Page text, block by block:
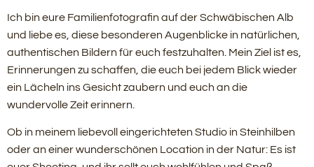
Ich bin eure Familienfotografin auf der Schwäbischen Alb
und liebe es, diese besonderen Augenblicke in natürlichen,
authentischen Bildern für euch festzuhalten. Mein Ziel ist es,
Erinnerungen zu schaffen, die euch bei jedem Blick wieder
ein Lächeln ins Gesicht zaubern und euch an die
wundervolle Zeit erinnern.
Ob in meinem liebevoll eingerichteten Studio in Steinhilben
oder an einer wunderschönen Location in der Natur: Es ist